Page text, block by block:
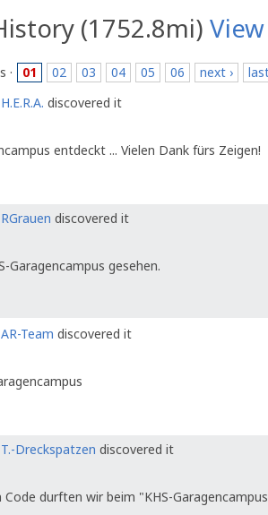
(1752.8mi)
· 01 02 03 04 05 06 next ›
H.E.R.A. discovered it
entdeckt ... Vielen Dank fürs Zeigen!
RGrauen discovered it
Garagencampus gesehen.
AR-Team discovered it
T.-Dreckspatzen discovered it
Code durften wir beim "KHS-